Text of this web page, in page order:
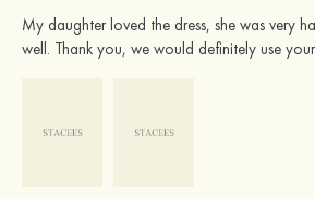
My daughter loved the dress, she was very
well. Thank you, we would definitely use